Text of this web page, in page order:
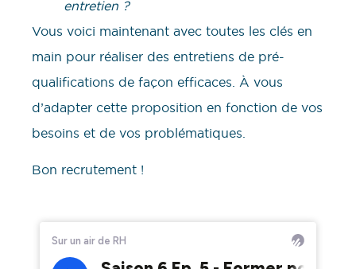
entretien ?
Vous voici maintenant avec toutes les clés en
main pour réaliser des entretiens de pré-
qualifications de façon efficaces. À vous
d’adapter cette proposition en fonction de vos
besoins et de vos problématiques.
Bon recrutement !